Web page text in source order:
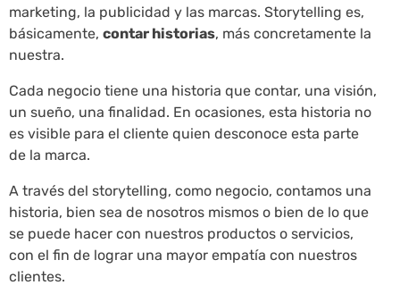
marketing, la publicidad y las marcas. Storytelling es,
básicamente, contar historias, más concretamente la
nuestra.
Cada negocio tiene una historia que contar, una visión,
un sueño, una finalidad. En ocasiones, esta historia no
es visible para el cliente quien desconoce esta parte
de la marca.
A través del storytelling, como negocio, contamos una
historia, bien sea de nosotros mismos o bien de lo que
se puede hacer con nuestros productos o servicios,
con el fin de lograr una mayor empatía con nuestros
clientes.